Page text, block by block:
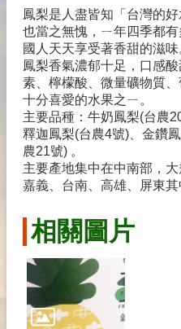
我
們
資
訊
發
相
關
連
結
農
鳳梨是人盡皆知「台灣的
也當之無愧，ㄧ年四季都
國人天天享受著香甜的滋味
鳳梨香氣濃郁十足，口感
素、檸檬酸、微量礦物質
十分喜愛的水果之ㄧ。
主要品種：牛奶鳳梨(台農
釋迦鳳梨(台農4號)、金鑽
農21號) 。
主要產地集中在中南部，
嘉義、台南、高雄、屏東其
相關圖片